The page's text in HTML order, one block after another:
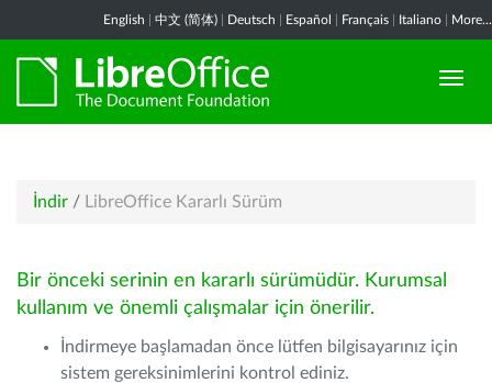
English 中文 (简体) Deutsch Español Français Italiano More...
İndir / LibreOffice Kararlı Sürüm
Bir önceki serinin en kararlı sürümüdür. Kurumsal
kullanım ve önemli çalışmalar için önerilir.
İndirmeye başlamadan önce lütfen bilgisayarınız için
sistem gereksinimlerini kontrol ediniz.